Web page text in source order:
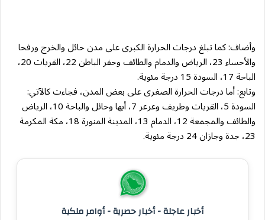
وأضاف: كما تبلغ درجات الحرارة الكبرى على مدن حائل والخرج ورفحا
والأحساء 23، الرياض والدمام والطائف وحفر الباطن 22، القريات 20،
الباحة 17، السودة 15 درجة مئوية.
وتابع: أما درجات الحرارة الصغرى على بعض المدن، فجاءت كالآتي:
السودة 5، القريات وطريف وعرعر 7، أبها وحائل والباحة 10، الرياض
والطائف والمجمعة 12، الدمام 13، المدينة المنورة 18، مكة المكرمة
23، جدة وجازان 24 درجة مئوية.
أخبار عاجلة - أخبار حصرية - أوامر ملكية